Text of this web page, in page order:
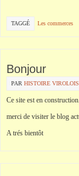
TAGGÉ Les commerces
Bonjour
PAR HISTOIRE VIROLOIS
Ce site est en construction.
merci de visiter le blog
A trés bientôt